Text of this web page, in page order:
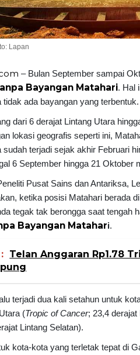
Lapan
– Bulan September sampai
Bayangan Matahari. Hal
tidak ada bayangan yang terbentuk.
dari 6 derajat Lintang Utara
lokasi geografis seperti ini,
sudah terjadi sejak akhir Februari
6 September hingga 21 Oktober
Pusat Sains dan Antariksa,
ketika posisi Matahari berada
tegak tak berongga saat tengah
Bayangan Matahari.
Telan Anggaran Rp1.78
terjadi dua kali setahun untuk
(Tropic of Cancer; 23,4
Lintang Selatan).
kota-kota yang terletak tepat di